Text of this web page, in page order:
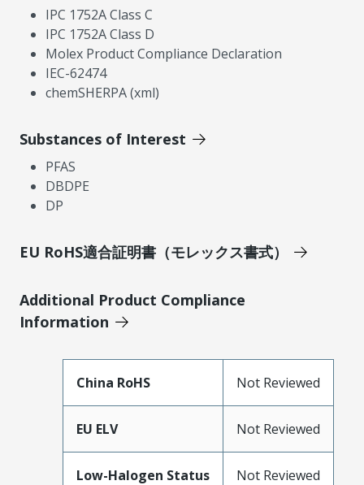
IPC 1752A Class C
IPC 1752A Class D
Molex Product Compliance Declaration
IEC-62474
chemSHERPA (xml)
Substances of Interest
PFAS
DBDPE
DP
EU RoHS適合証明書（モレックス書式）
Additional Product Compliance
Information
China RoHS Not Reviewed
EU ELV Not Reviewed
Low-Halogen Status Not Reviewed